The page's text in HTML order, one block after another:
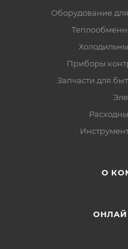
Оборудование
Приборы
Запчасти для
О